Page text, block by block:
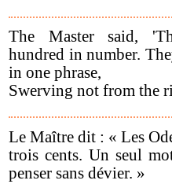
The Master said,
hundred in number.
in one phrase,
Swerving not from the
Le Maître dit : « Les
trois cents. Un seul
penser sans dévier. »